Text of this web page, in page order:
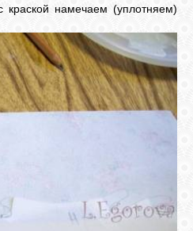
краской намечаем (уплотняем)